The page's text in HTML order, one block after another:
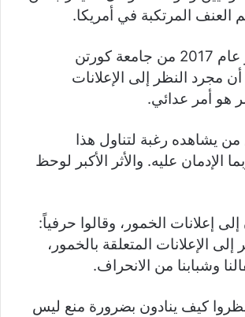
وفي بحث آخر عام 2017 من جامعة كورتن
أن مجرد النظر إلى الإعلانات
هو أمر عدائي.
يشاهده رغبة لتناول هذا
الإدمان عليه. والأثر الأكبر لوحظ
إعلانات الخمور، وقالوا حرفياً:
الإعلانات المتعلقة بالخمور،
وشبابنا من الانحراف.
كيف ينادون بضرورة منع ليس